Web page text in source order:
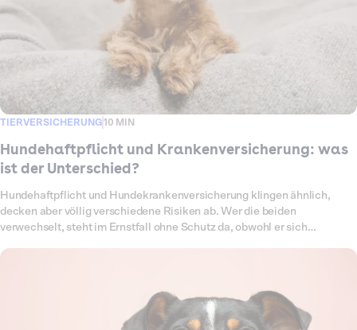
TIERVERSICHERUNG10 MIN
Hundehaftpflicht und Krankenversicherung: was
ist der Unterschied?
Hundehaftpflicht und Hundekrankenversicherung klingen ähnlich,
decken aber völlig verschiedene Risiken ab. Wer die beiden
verwechselt, steht im Ernstfall ohne Schutz da, obwohl er sich
Versicherungen zahlt, wo die Grenze verläuft und an welchen typischen
Alltagssituationen du erkennst, welche greift. So weißt du, welchen